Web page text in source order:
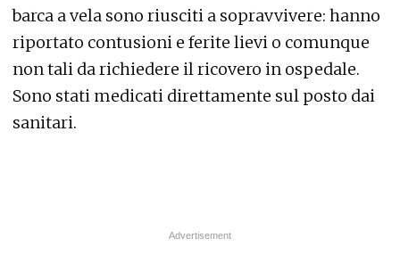
barca a vela sono riusciti a sopravvivere: hanno
riportato contusioni e ferite lievi o comunque
non tali da richiedere il ricovero in ospedale.
Sono stati medicati direttamente sul posto dai
sanitari.